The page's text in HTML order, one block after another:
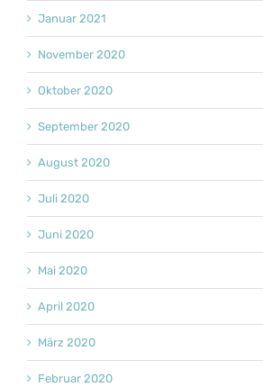
Januar 2021
November 2020
Oktober 2020
September 2020
August 2020
Juli 2020
Juni 2020
Mai 2020
April 2020
März 2020
Februar 2020